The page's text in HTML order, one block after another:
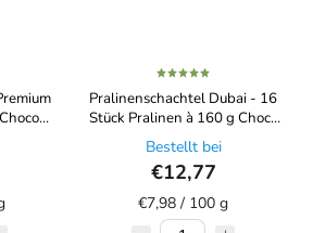
Pralinenschachtel Dubai - 16
Stück Pralinen à 160 g Choco
Bonté
Bestellt bei
€12,77
€7,98 / 100 g